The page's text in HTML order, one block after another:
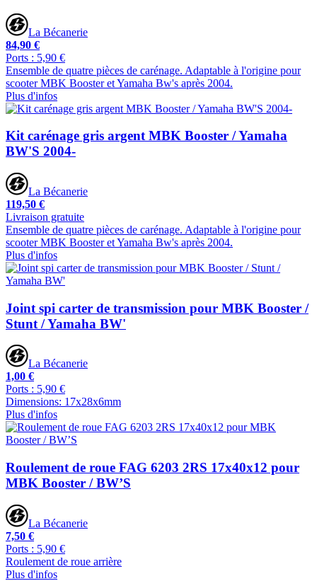
La Bécanerie
84,90 €
Ports : 5,90 €
Ensemble de quatre pièces de carénage. Adaptable à l'origine pour
scooter MBK Booster et Yamaha Bw's après 2004.
Plus d'infos
Kit carénage gris argent MBK Booster / Yamaha
BW'S 2004-
La Bécanerie
119,50 €
Livraison gratuite
Ensemble de quatre pièces de carénage. Adaptable à l'origine pour
scooter MBK Booster et Yamaha Bw's après 2004.
Plus d'infos
Joint spi carter de transmission pour MBK Booster /
Stunt / Yamaha BW'
La Bécanerie
1,00 €
Ports : 5,90 €
Dimensions: 17x28x6mm
Plus d'infos
Roulement de roue FAG 6203 2RS 17x40x12 pour
MBK Booster / BW’S
La Bécanerie
7,50 €
Ports : 5,90 €
Roulement de roue arrière
Plus d'infos